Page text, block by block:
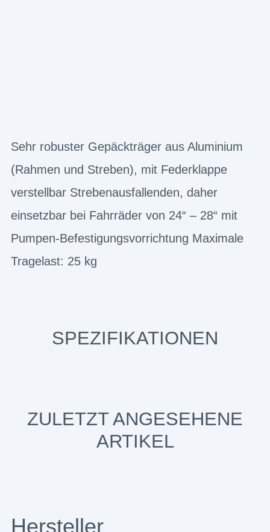
Sehr robuster Gepäckträger aus Aluminium
(Rahmen und Streben), mit Federklappe
verstellbar Strebenausfallenden, daher
einsetzbar bei Fahrräder von 24“ – 28“ mit
Pumpen-Befestigungsvorrichtung Maximale
Tragelast: 25 kg
SPEZIFIKATIONEN
ZULETZT ANGESEHENE
ARTIKEL
Hersteller